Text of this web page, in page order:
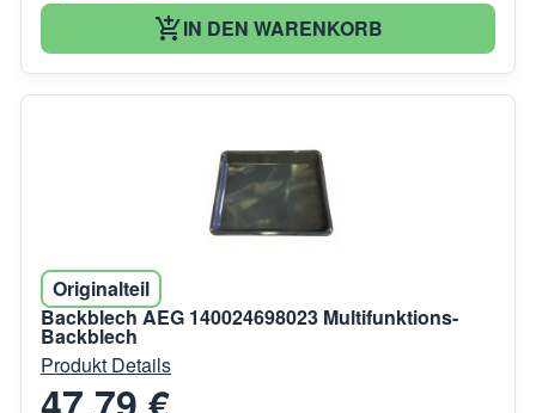
IN DEN WARENKORB
Originalteil
Backblech AEG 140024698023 Multifunktions-
Backblech
Produkt Details